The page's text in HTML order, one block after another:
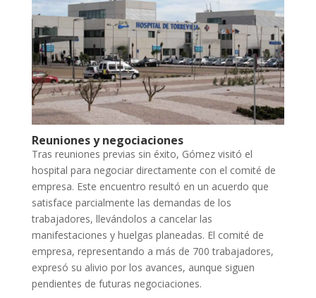
Reuniones y negociaciones
Tras reuniones previas sin éxito, Gómez visitó el
hospital para negociar directamente con el comité de
empresa. Este encuentro resultó en un acuerdo que
satisface parcialmente las demandas de los
trabajadores, llevándolos a cancelar las
manifestaciones y huelgas planeadas. El comité de
empresa, representando a más de 700 trabajadores,
expresó su alivio por los avances, aunque siguen
pendientes de futuras negociaciones.